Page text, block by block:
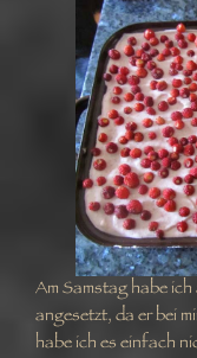
Am Samstag habe
angesetzt, da er bei
habe ich es einfach